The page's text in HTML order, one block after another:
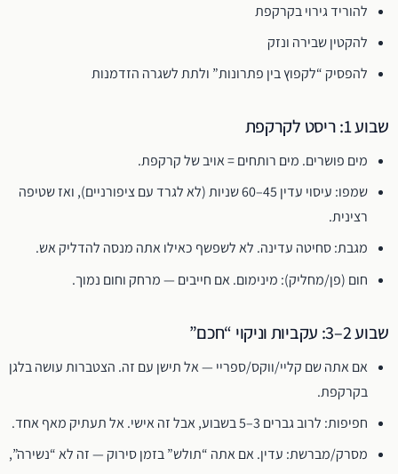
להוריד גירוי בקרקפת
להקטין שבירה ונזק
להפסיק “לקפוץ בין פתרונות” ולתת לשגרה הזדמנות
שבוע 1: ריסט לקרקפת
מים פושרים. מים רותחים = אויב של קרקפת.
שמפו: עיסוי עדין 45–60 שניות (לא לגרד עם ציפורניים), ואז שטיפה
רצינית.
מגבת: סחיטה עדינה. לא לשפשף כאילו אתה מנסה להדליק אש.
חום (פן/מחליק): מינימום. אם חייבים — מרחק וחום נמוך.
שבוע 2–3: עקביות וניקוי “חכם”
אם אתה שם קליי/ווקס/ספריי — אל תישן עם זה. הצטברות עושה בלגן
בקרקפת.
חפיפות: לרוב גברים 3–5 בשבוע, אבל זה אישי. אל תעתיק מאף אחד.
מסרק/מברשת: עדין. אם אתה “תולש” בזמן סירוק — זה לא “נשירה”,